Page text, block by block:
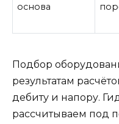
основа
Подбор
результатам
дебиту и напору.
рассчитываем под